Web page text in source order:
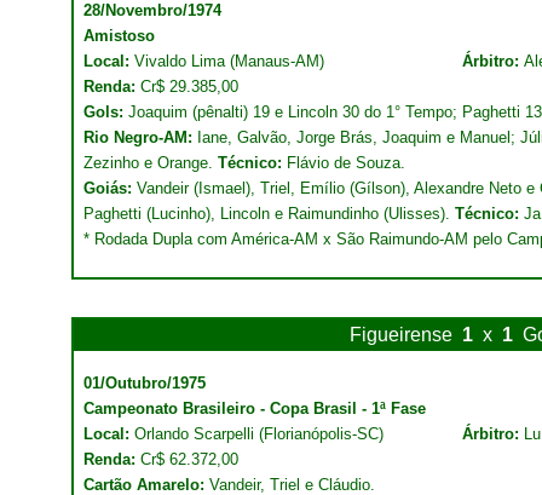
28/Novembro/1974
Amistoso
Local: Vivaldo Lima (Manaus-AM) Árbitro:
Renda: Cr$ 29.385,00
Gols: Joaquim (pênalti) 19 e Lincoln 30 do 1° Tempo; Paghetti
Rio Negro-AM: Iane, Galvão, Jorge Brás, Joaquim e Manuel;
Zezinho e Orange. Técnico: Flávio de Souza.
Goiás: Vandeir (Ismael), Triel, Emílio (Gílson), Alexandre Neto
Paghetti (Lucinho), Lincoln e Raimundinho (Ulisses). Técnico:
* Rodada Dupla com América-AM x São Raimundo-AM pelo
Figueirense 1 x 1
01/Outubro/1975
Campeonato Brasileiro - Copa Brasil - 1ª Fase
Local: Orlando Scarpelli (Florianópolis-SC) Árbitro:
Renda: Cr$ 62.372,00
Cartão Amarelo: Vandeir, Triel e Cláudio.